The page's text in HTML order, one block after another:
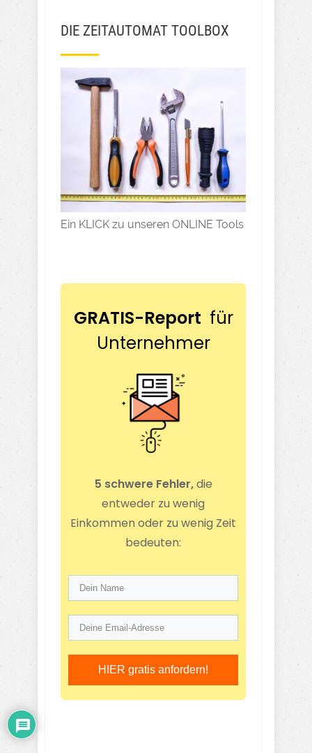
DIE ZEITAUTOMAT TOOLBOX
Ein KLICK zu unseren ONLINE Tools
GRATIS-Report für
Unternehmer
5 schwere Fehler,die
entweder zu wenig
Einkommen oder zu wenig Zeit
bedeuten:
HIER gratis anfordern!